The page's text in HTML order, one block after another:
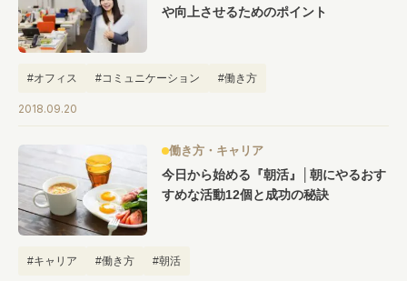
や向上させるためのポイント
#オフィス #コミュニケーション #働き方
2018.09.20
働き方・キャリア
今日から始める『朝活』│朝にやるおす
すめな活動12個と成功の秘訣
#キャリア #働き方 #朝活